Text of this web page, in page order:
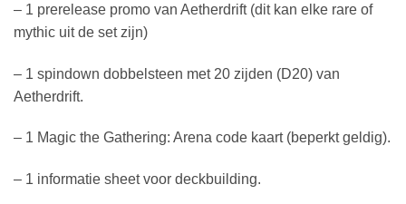
– 1 prerelease promo van Aetherdrift (dit kan elke rare of
mythic uit de set zijn)
– 1 spindown dobbelsteen met 20 zijden (D20) van
Aetherdrift.
– 1 Magic the Gathering: Arena code kaart (beperkt geldig).
– 1 informatie sheet voor deckbuilding.